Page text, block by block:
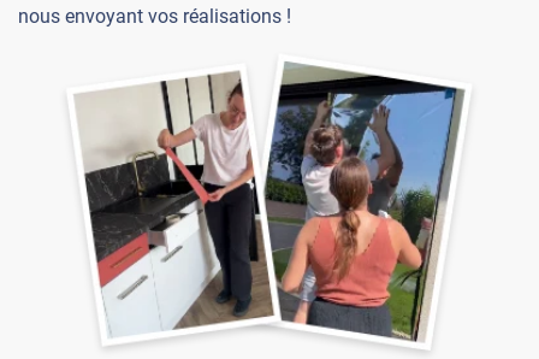
nous envoyant vos réalisations !